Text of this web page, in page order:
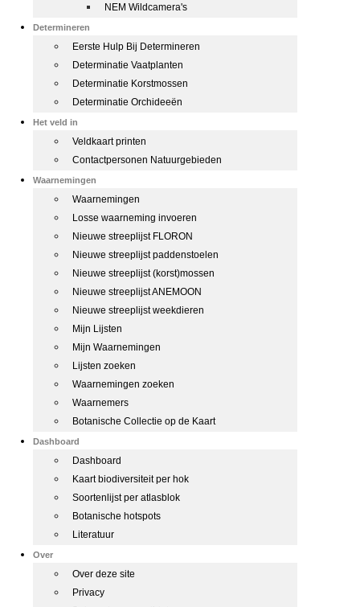
NEM Wildcamera's
Determineren
Eerste Hulp Bij Determineren
Determinatie Vaatplanten
Determinatie Korstmossen
Determinatie Orchideeën
Het veld in
Veldkaart printen
Contactpersonen Natuurgebieden
Waarnemingen
Waarnemingen
Losse waarneming invoeren
Nieuwe streeplijst FLORON
Nieuwe streeplijst paddenstoelen
Nieuwe streeplijst (korst)mossen
Nieuwe streeplijst ANEMOON
Nieuwe streeplijst weekdieren
Mijn Lijsten
Mijn Waarnemingen
Lijsten zoeken
Waarnemingen zoeken
Waarnemers
Botanische Collectie op de Kaart
Dashboard
Dashboard
Kaart biodiversiteit per hok
Soortenlijst per atlasblok
Botanische hotspots
Literatuur
Over
Over deze site
Privacy